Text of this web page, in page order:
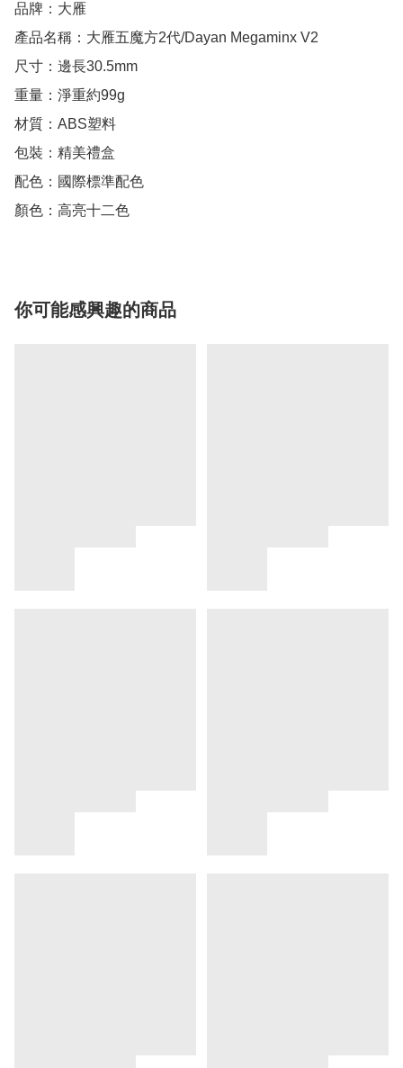
品牌：大雁
產品名稱：大雁五魔方2代/Dayan Megaminx V2
尺寸：邊長30.5mm
重量：淨重約99g
材質：ABS塑料
包裝：精美禮盒
配色：國際標準配色
顏色：高亮十二色
你可能感興趣的商品